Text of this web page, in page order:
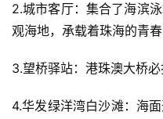
2.城市客厅：集合了海滨
观海地，承载着珠海的青
3.望桥驿站：港珠澳大桥
4.华发绿洋湾白沙滩：海